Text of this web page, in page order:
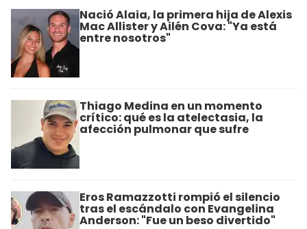
Nació Alaia, la primera hija de Alexis
Mac Allister y Ailén Cova: "Ya está
entre nosotros"
Thiago Medina en un momento
crítico: qué es la atelectasia, la
afección pulmonar que sufre
Eros Ramazzotti rompió el silencio
tras el escándalo con Evangelina
Anderson: "Fue un beso divertido"